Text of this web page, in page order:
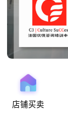
店铺买卖